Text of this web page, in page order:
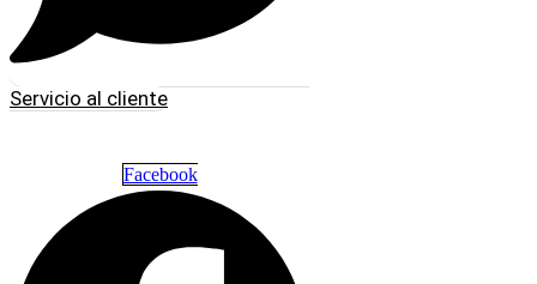
Servicio al cliente
Facebook